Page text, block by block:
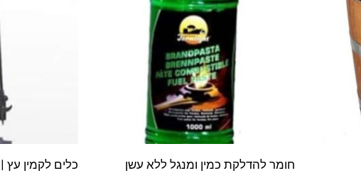
חומר להדלקת כמין ומנגל ללא עשן
כלים לקמין עץ